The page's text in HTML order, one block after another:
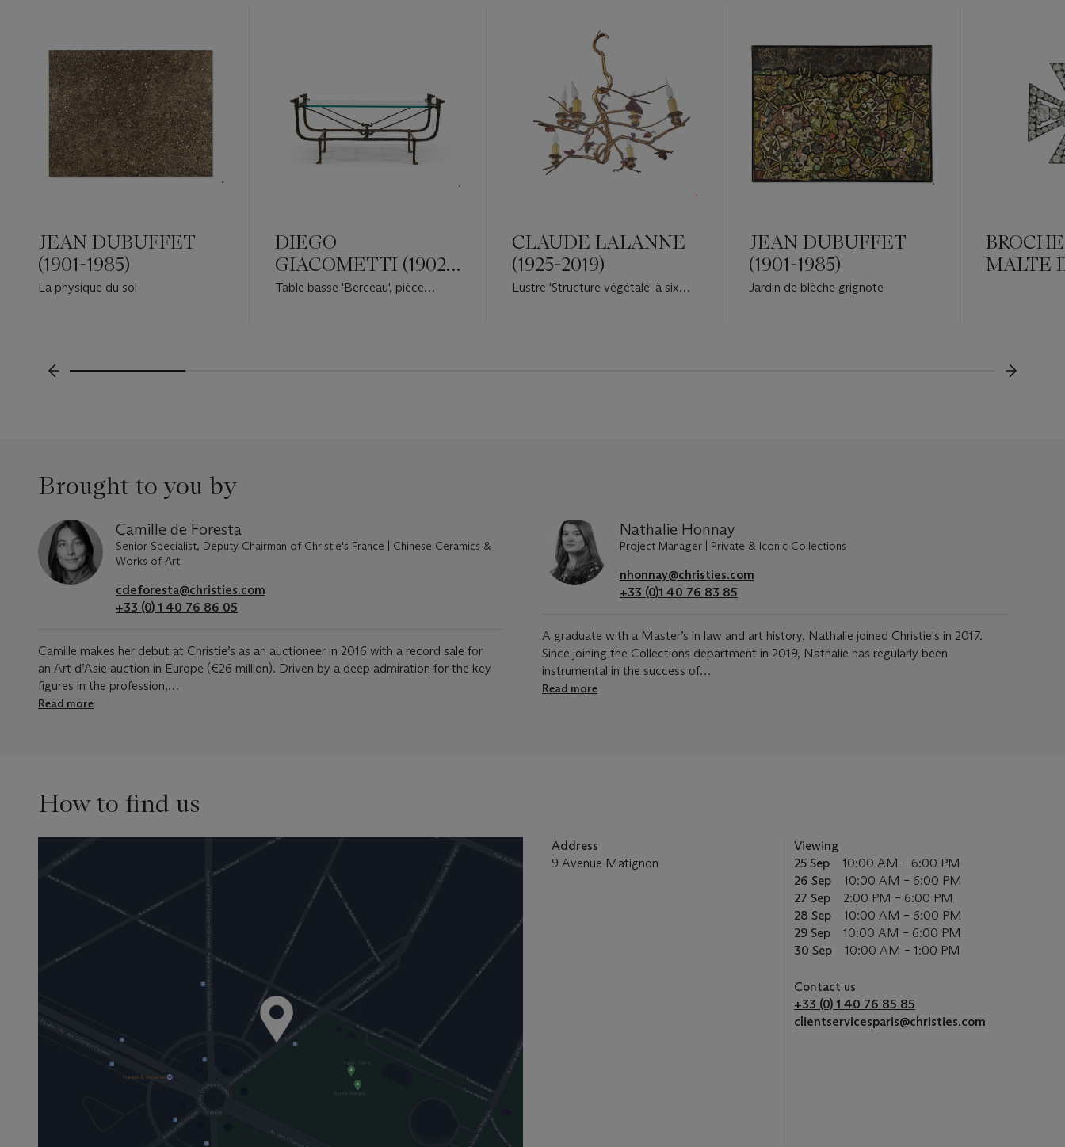
JEAN DUBUFFET
(1901-1985)
La physique du sol
DIEGO
GIACOMETTI (1902-
1985)
Table basse 'Berceau', pièce
CLAUDE LALANNE
(1925-2019)
Lustre 'Structure végétale' à six
JEAN DUBUFFET
(1901-1985)
Jardin de blèche grignote
MALTE
???-PREVIOUS_TXT
Brought to you by
Camille de Foresta
Senior Specialist, Deputy Chairman of Christie's France | Chinese Ceramics &
Works of Art
cdeforesta@christies.com
+33 (0) 1 40 76 86 05
Camille makes her debut at Christie’s as an auctioneer in 2016 with a record sale for
an Art d’Asie auction in Europe (€26 million). Driven by a deep admiration for the key
figures in the profession,…
Read more
Nathalie Honnay
Project Manager | Private & Iconic Collections
nhonnay@christies.com
+33 (0)1 40 76 83 85
A graduate with a Master’s in law and art history, Nathalie joined Christie's in 2017.
Since joining the Collections department in 2019, Nathalie has regularly been
instrumental in the success of…
Read more
How to find us
Address
9 Avenue Matignon
Viewing
25 Sep
10:00 AM – 6:00 PM
26 Sep
10:00 AM – 6:00 PM
27 Sep
2:00 PM – 6:00 PM
28 Sep
10:00 AM – 6:00 PM
29 Sep
10:00 AM – 6:00 PM
30 Sep
10:00 AM – 1:00 PM
Contact us
+33 (0) 1 40 76 85 85
clientservicesparis@christies.com